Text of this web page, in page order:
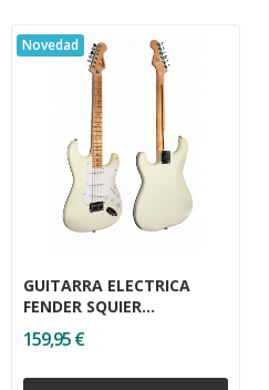
Novedad
GUITARRA ELECTRICA
FENDER SQUIER
159,95 €